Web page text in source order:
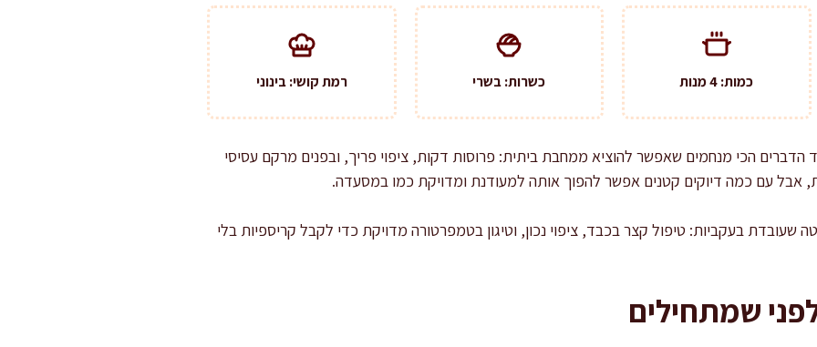
כמות: 4 מנות כשרות: בשרי רמת קושי: בינוני
הדברים הכי מנחמים שאפשר להוציא ממחבת ביתית: פרוסות דקות, ציפוי פריך, ובפנים מרקם עסיסי
אבל עם כמה דיוקים קטנים אפשר להפוך אותה למעודנת ומדויקת כמו במסעדה.
בעקביות: טיפול קצר בכבד, ציפוי נכון, וטיגון בטמפרטורה מדויקת כדי לקבל קריספיות בלי
שמתחילים